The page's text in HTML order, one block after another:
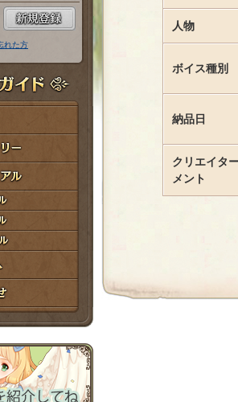
れた方
人物
ボイス種別
納品日
クリエイタ
メント